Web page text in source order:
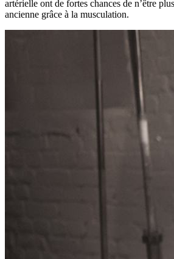
artérielle ont de fortes chances de n’être
ancienne grâce à la musculation.